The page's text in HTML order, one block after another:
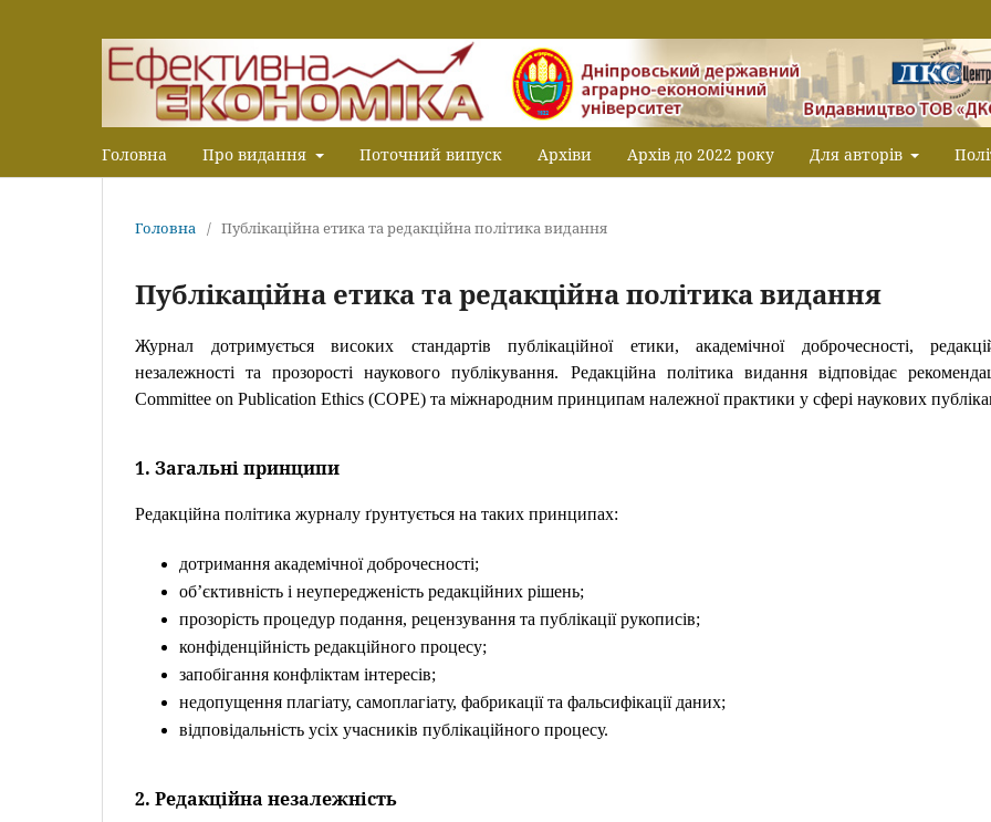
Головна Про видання Поточний випуск Архіви Архів до 2022 року Для авторів
Головна / Публікаційна етика та редакційна політика видання
Публікаційна етика та редакційна політика видання
Журнал дотримується високих стандартів публікаційної етики, академічної доброчесності,
незалежності та прозорості наукового публікування. Редакційна політика видання відповідає
Committee on Publication Ethics (COPE) та міжнародним принципам належної практики у сфері наукових
1. Загальні принципи
Редакційна політика журналу ґрунтується на таких принципах:
дотримання академічної доброчесності;
об’єктивність і неупередженість редакційних рішень;
прозорість процедур подання, рецензування та публікації рукописів;
конфіденційність редакційного процесу;
запобігання конфліктам інтересів;
недопущення плагіату, самоплагіату, фабрикації та фальсифікації даних;
відповідальність усіх учасників публікаційного процесу.
2. Редакційна незалежність